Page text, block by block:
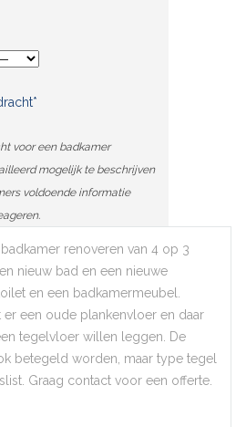
voor een badkamer
mogelijk te beschrijven
voldoende informatie